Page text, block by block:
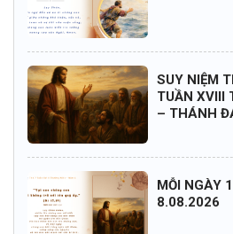
SUY NIỆM
TUẦN XVIII
– THÁNH
MỖI NGÀY
8.08.2026